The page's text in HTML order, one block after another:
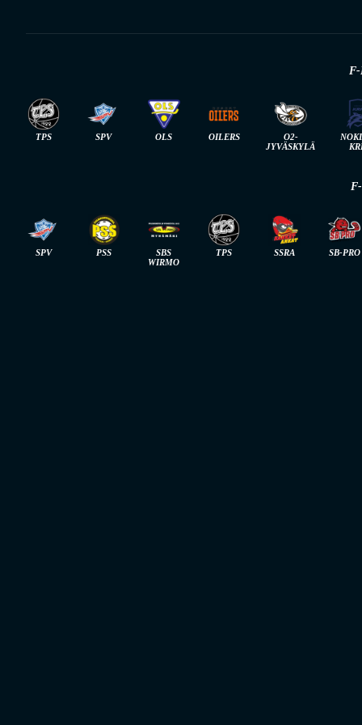
TPS SPV OLS OILERS
O2-
JYVÄSKYLÄ
SPV PSS
SBS
WIRMO
TPS SSRA SB-PRO